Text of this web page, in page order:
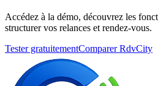
Accédez à la démo, découvrez les
structurer vos relances et rendez-vous.
Tester gratuitementComparer RdvCity